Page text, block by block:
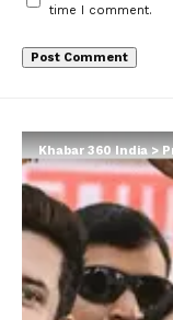
time I comment.
Khabar 360 India>